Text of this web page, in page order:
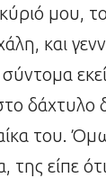
μου,
και
δάχτυλο
του.
είπε ότι